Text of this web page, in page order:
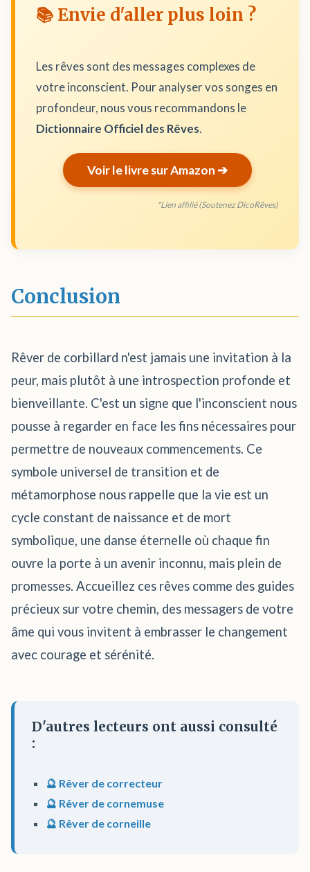
📚 Envie d'aller plus loin ?
Les rêves sont des messages complexes de
votre inconscient. Pour analyser vos songes en
profondeur, nous vous recommandons le
Dictionnaire Officiel des Rêves.
Voir le livre sur Amazon ➔
*Lien affilié (Soutenez DicoRêves)
Conclusion
Rêver de corbillard n'est jamais une invitation à la
peur, mais plutôt à une introspection profonde et
bienveillante. C'est un signe que l'inconscient nous
pousse à regarder en face les fins nécessaires pour
permettre de nouveaux commencements. Ce
symbole universel de transition et de
métamorphose nous rappelle que la vie est un
cycle constant de naissance et de mort
symbolique, une danse éternelle où chaque fin
ouvre la porte à un avenir inconnu, mais plein de
promesses. Accueillez ces rêves comme des guides
précieux sur votre chemin, des messagers de votre
âme qui vous invitent à embrasser le changement
avec courage et sérénité.
D'autres lecteurs ont aussi consulté
:
🔮 Rêver de correcteur
🔮 Rêver de cornemuse
🔮 Rêver de corneille